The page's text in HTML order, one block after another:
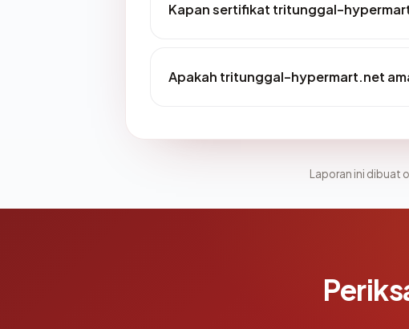
Kapan sertifikat tritunggal-
Apakah tritunggal-hypermart.net
Laporan ini dibuat